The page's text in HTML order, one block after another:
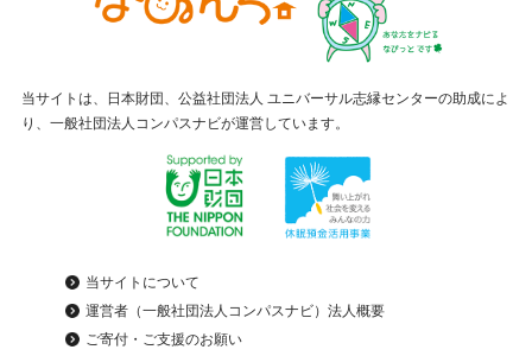
当サイトは、日本財団、公益社団法人 ユニバーサル志縁センターの助成によ
り、一般社団法人コンパスナビが運営しています。
当サイトについて
運営者（一般社団法人コンパスナビ）法人概要
ご寄付・ご支援のお願い